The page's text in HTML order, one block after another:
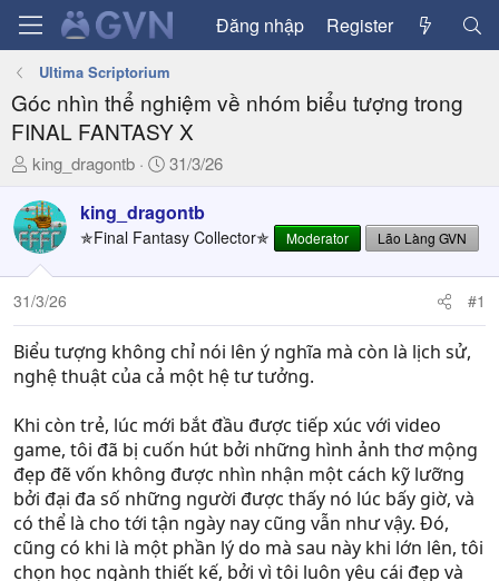
Đăng nhập Register
Ultima Scriptorium
Góc nhìn thể nghiệm về nhóm biểu tượng trong
FINAL FANTASY X
T
r
e
a
d
s
t
a
r
e
r
king_dragontb
N
à
y
ử
31/3/26
king_dragontb
✯Final Fantasy Collector✯ Moderator Lão Làng GVN
31/3/26 #1
Biểu tượng không chỉ nói lên ý nghĩa mà còn là lịch sử,
nghệ thuật của cả một hệ tư tưởng.
Khi còn trẻ, lúc mới bắt đầu được tiếp xúc với video
game, tôi đã bị cuốn hút bởi những hình ảnh thơ mộng
đẹp đẽ vốn không được nhìn nhận một cách kỹ lưỡng
bởi đại đa số những người được thấy nó lúc bấy giờ, và
có thể là cho tới tận ngày nay cũng vẫn như vậy. Đó,
cũng có khi là một phần lý do mà sau này khi lớn lên, tôi
chọn học ngành thiết kế, bởi vì tôi luôn yêu cái đẹp và